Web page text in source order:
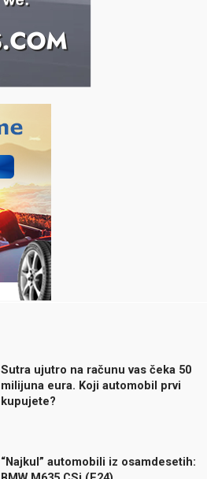
Sutra ujutro na računu vas čeka 50
milijuna eura. Koji automobil prvi
kupujete?
“Najkul” automobili iz osamdesetih: